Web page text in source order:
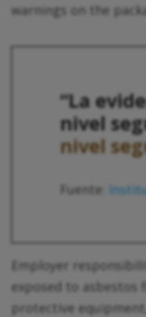
warnings on the
“La
nivel
nivel
Fuente:
Employer
exposed to asbestos
protective